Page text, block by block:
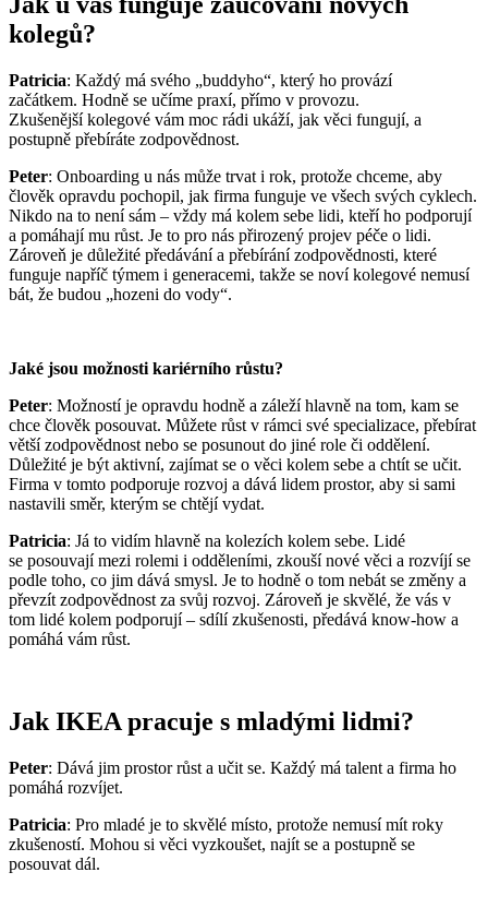
kolegů?
Patricia: Každý má svého „buddyho“, který ho provází
začátkem. Hodně se učíme praxí, přímo v provozu.
Zkušenější kolegové vám moc rádi ukáží, jak věci fungují, a
postupně přebíráte zodpovědnost.
Peter: Onboarding u nás může trvat i rok, protože chceme, aby
člověk opravdu pochopil, jak firma funguje ve všech svých cyklech.
Nikdo na to není sám – vždy má kolem sebe lidi, kteří ho podporují
a pomáhají mu růst. Je to pro nás přirozený projev péče o lidi.
Zároveň je důležité předávání a přebírání zodpovědnosti, které
funguje napříč týmem i generacemi, takže se noví kolegové nemusí
bát, že budou „hozeni do vody“.
Jaké jsou možnosti kariérního růstu?
Peter: Možností je opravdu hodně a záleží hlavně na tom, kam se
chce člověk posouvat. Můžete růst v rámci své specializace, přebírat
větší zodpovědnost nebo se posunout do jiné role či oddělení.
Důležité je být aktivní, zajímat se o věci kolem sebe a chtít se učit.
Firma v tomto podporuje rozvoj a dává lidem prostor, aby si sami
nastavili směr, kterým se chtějí vydat.
Patricia: Já to vidím hlavně na kolezích kolem sebe. Lidé
se posouvají mezi rolemi i odděleními, zkouší nové věci a rozvíjí se
podle toho, co jim dává smysl. Je to hodně o tom nebát se změny a
převzít zodpovědnost za svůj rozvoj. Zároveň je skvělé, že vás v
tom lidé kolem podporují – sdílí zkušenosti, předává know-how a
pomáhá vám růst.
Jak IKEA pracuje s mladými lidmi?
Peter: Dává jim prostor růst a učit se. Každý má talent a firma ho
pomáhá rozvíjet.
Patricia: Pro mladé je to skvělé místo, protože nemusí mít roky
zkušeností. Mohou si věci vyzkoušet, najít se a postupně se
posouvat dál.